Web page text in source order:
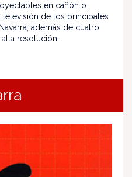
en cañón o
de los principales
además de cuatro
resolución.